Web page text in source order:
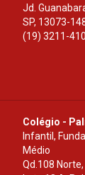
Jd.
SP, 13073-
(19) 3211-
Colégio -
Infantil,
Médio
Qd.108